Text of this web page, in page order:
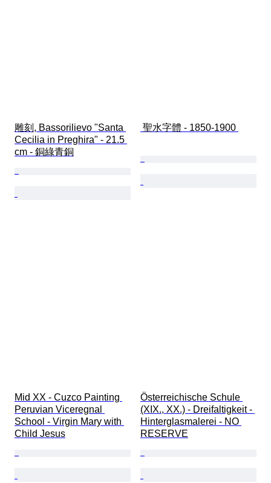
雕刻, Bassorilievo "Santa
Cecilia in Preghira" - 21.5
cm - 銅綠青銅
聖水字體 - 1850-1900
Mid XX - Cuzco Painting
Peruvian Viceregnal
School - Virgin Mary with
Child Jesus
Österreichische Schule
(XIX., XX.) - Dreifaltigkeit -
Hinterglasmalerei - NO
RESERVE